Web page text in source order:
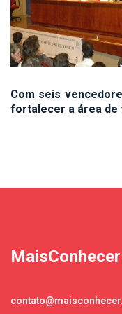
Com seis
fortalecer a área de
MaisConhecer